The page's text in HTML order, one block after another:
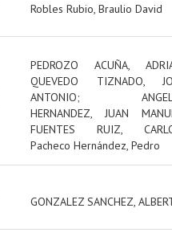
Robles Rubio, Braulio David
PEDROZO ACUÑA,
QUEVEDO TIZNADO,
ANTONIO;
HERNANDEZ, JUAN
FUENTES RUIZ,
Pacheco Hernández, Pedro
GONZALEZ SANCHEZ,